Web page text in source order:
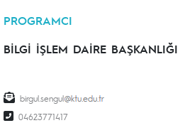
PROGRAMCI
BİLGİ İŞLEM DAİRE BAŞKANLIĞI
birgul.sengul
04623771417